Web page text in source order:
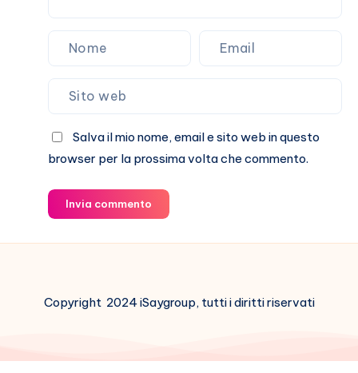
Salva il mio nome, email e sito web in questo
browser per la prossima volta che commento.
Invia commento
Copyright 2024 iSaygroup, tutti i diritti riservati